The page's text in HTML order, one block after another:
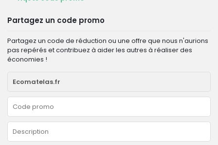
Partagez un code promo
Partagez un code de réduction ou une offre que nous n'aurions
pas repérés et contribuez à aider les autres à réaliser des
économies !